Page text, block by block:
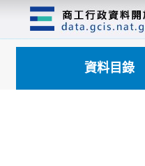
資料目錄